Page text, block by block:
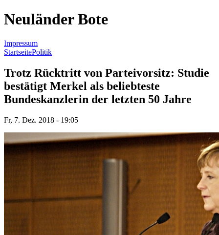
Neuländer Bote
Impressum
StartseitePolitik
Trotz Rücktritt von Parteivorsitz: Studie
bestätigt Merkel als beliebteste
Bundeskanzlerin der letzten 50 Jahre
Fr, 7. Dez. 2018 - 19:05